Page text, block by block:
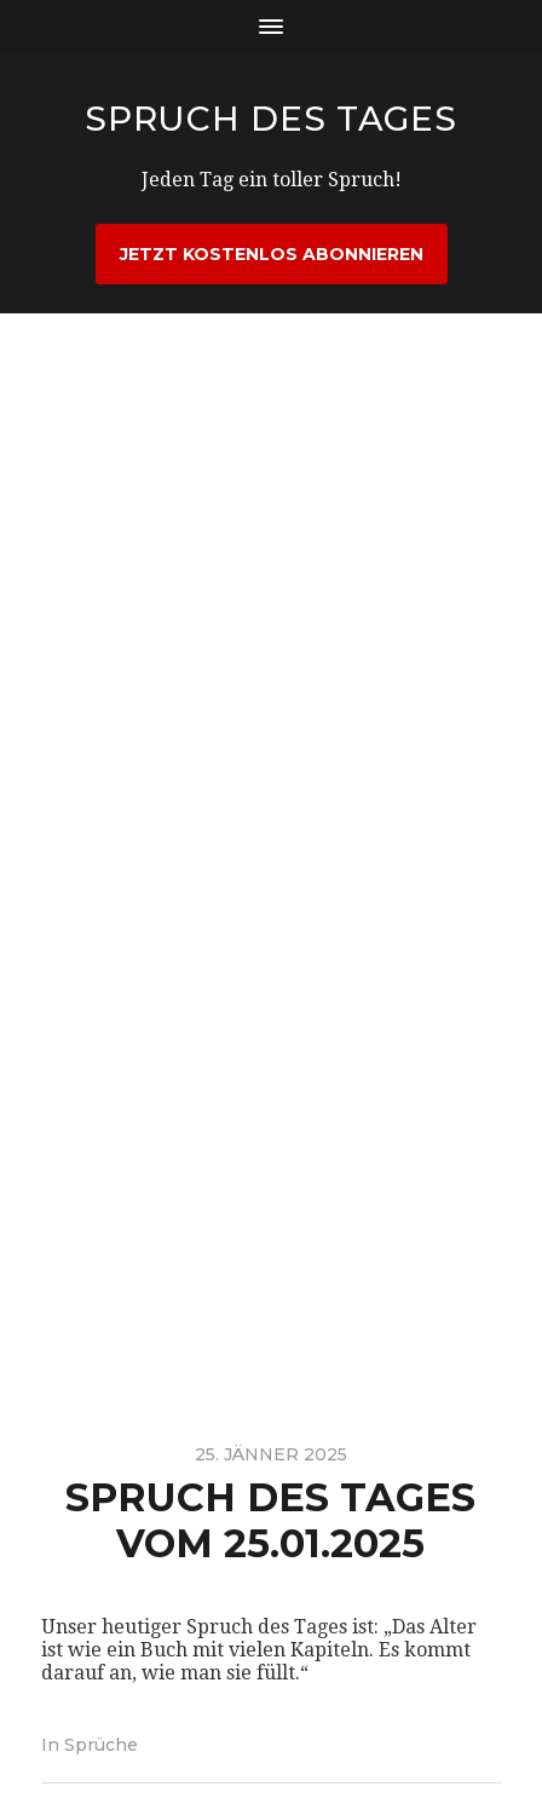
SPRUCH DES TAGES
Jeden Tag ein toller Spruch!
JETZT KOSTENLOS ABONNIEREN
25. JÄNNER 2025
SPRUCH DES TAGES
VOM 25.01.2025
Unser heutiger Spruch des Tages ist: „Das Alter
ist wie ein Buch mit vielen Kapiteln. Es kommt
darauf an, wie man sie füllt.“
In Sprüche